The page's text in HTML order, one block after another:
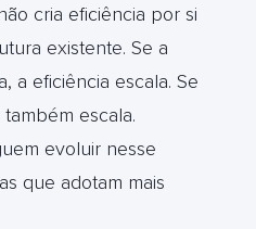
cria eficiência por si
existente. Se a
a eficiência escala. Se
escala.
evoluir nesse
que adotam mais